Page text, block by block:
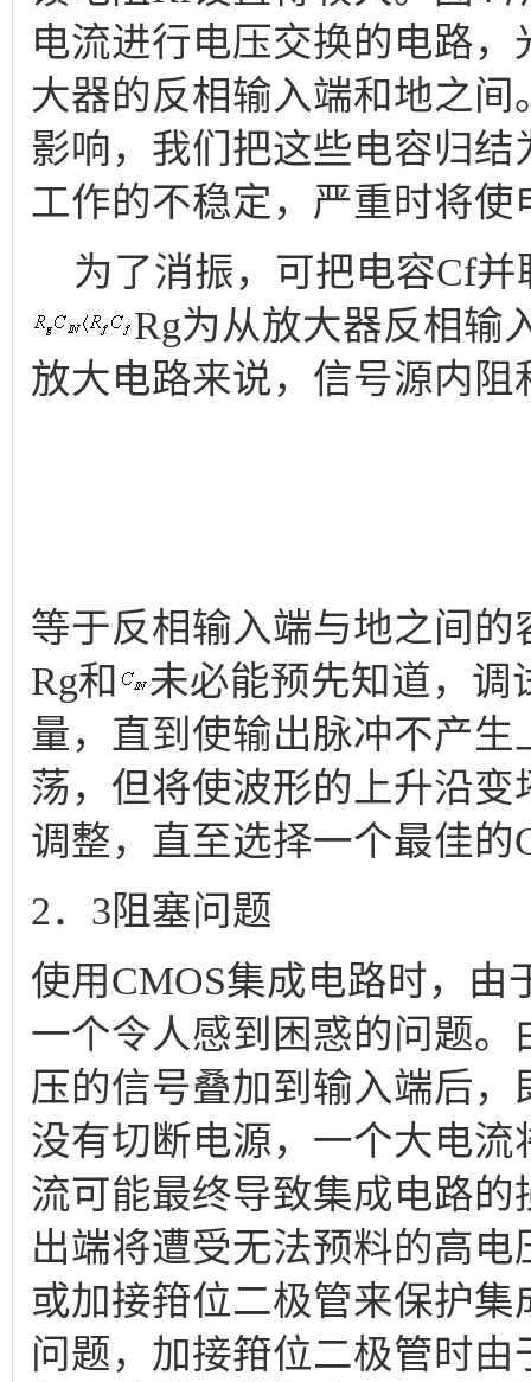
电流进行电压交换的电路
大器的反相输入端和地之
影响，我们把这些电容归
工作的不稳定，严重时将使
为了消振，可把电容Cf并
Rg为从放大器反相输
放大电路来说，信号源内
等于反相输入端与地之间的
Rg和
未必能预先知道，调
量，直到使输出脉冲不产
荡，但将使波形的上升沿
调整，直至选择一个最佳的
2．3阻塞问题
使用CMOS集成电路时，
一个令人感到困惑的问题
压的信号叠加到输入端后
没有切断电源，一个大电
流可能最终导致集成电路
出端将遭受无法预料的高
或加接箝位二极管来保护
问题，加接箝位二极管时